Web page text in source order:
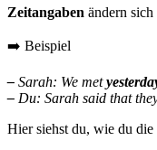
Zeitangaben ändern sich
➡️ Beispiel
– Sarah: We met
– Du: Sarah said that
Hier siehst du, wie du die